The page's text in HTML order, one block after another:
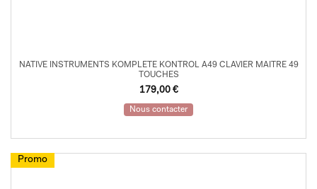
NATIVE INSTRUMENTS KOMPLETE KONTROL A49 CLAVIER MAITRE 49
TOUCHES
179,00 €
Nous contacter
Promo